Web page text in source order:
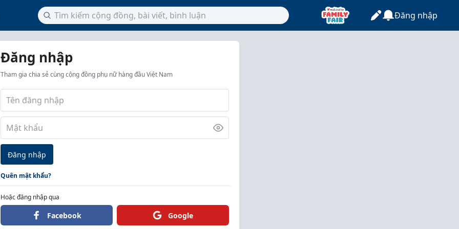
Đăng nhập
Đăng nhập
Tham gia chia sẻ cùng cộng đồng phụ nữ hàng đầu Việt Nam
Đăng nhập
Quên mật khẩu?
Hoặc đăng nhập qua
Facebook Google